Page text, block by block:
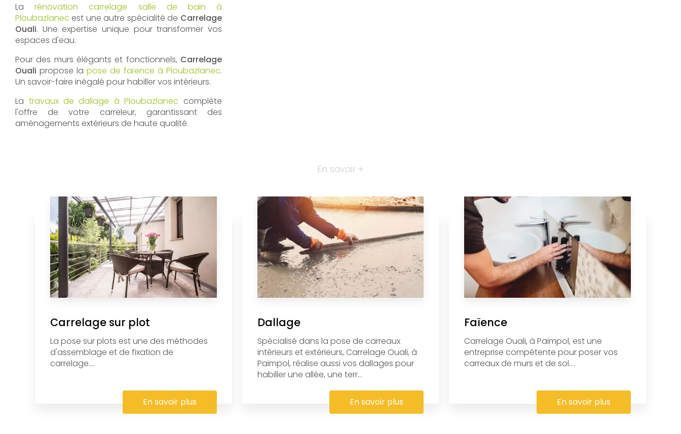
Larénovation carrelage salle de bain à
Ploubazlanec est une autre spécialité de Carrelage
Ouali. Une expertise unique pour transformer vos
espaces d'eau.
Pour des murs élégants et fonctionnels, Carrelage
Ouali propose la pose de faïence à Ploubazlanec.
Un savoir-faire inégalé pour habiller vos intérieurs.
La travaux de dallage à Ploubazlanec complète
l'offre de votre carreleur, garantissant des
aménagements extérieurs de haute qualité.
En savoir +
Carrelage sur plot
La pose sur plots est une des méthodes
d'assemblage et de fixation de
carrelage....
En savoir plus
Dallage
Spécialisé dans la pose de carreaux
intérieurs et extérieurs, Carrelage Ouali, à
Paimpol, réalise aussi vos dallages pour
habiller une allée, une terr...
En savoir plus
Faïence
Carrelage Ouali, à Paimpol, est une
entreprise compétente pour poser vos
carreaux de murs et de sol....
En savoir plus